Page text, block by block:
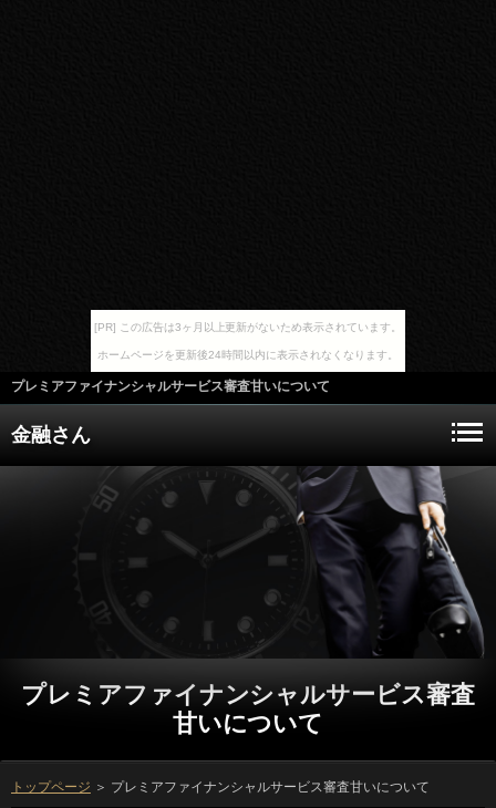
[PR] この広告は3ヶ月以上更新がないため表示されています。
ホームページを更新後24時間以内に表示されなくなります。
プレミアファイナンシャルサービス審査甘いについて
金融さん
プレミアファイナンシャルサービス審査
甘いについて
トップページ ＞ プレミアファイナンシャルサービス審査甘いについて